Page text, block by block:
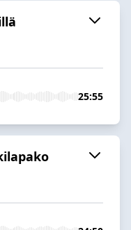
25:55